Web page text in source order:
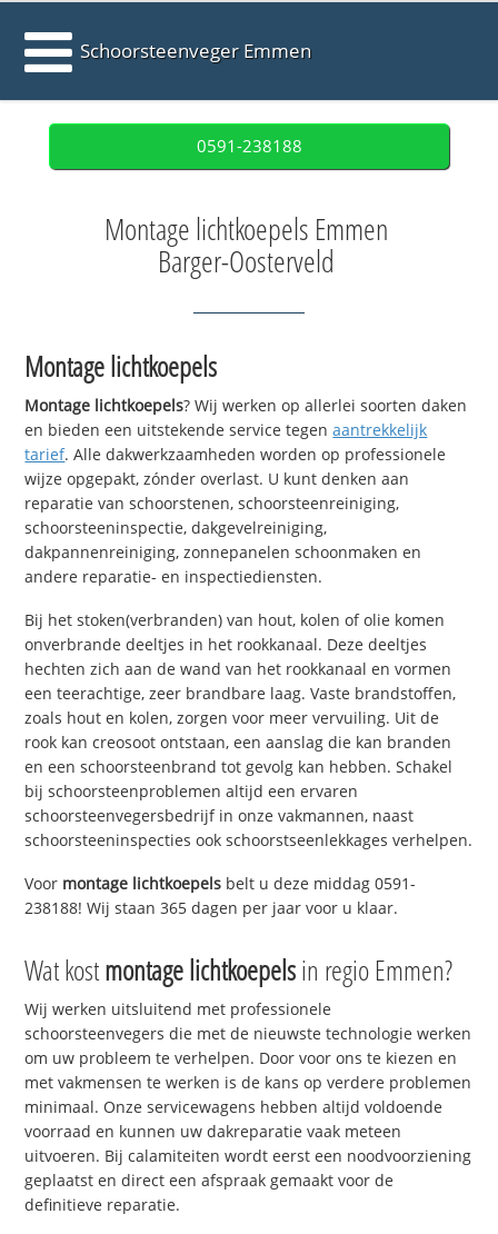
Schoorsteenveger Emmen
0591-238188
Montage lichtkoepels Emmen
Barger-Oosterveld
Montage lichtkoepels
Montage lichtkoepels? Wij werken op allerlei soorten daken
en bieden een uitstekende service tegenaantrekkelijk
tarief. Alle dakwerkzaamheden worden op professionele
wijze opgepakt, zónder overlast. U kunt denken aan
reparatie van schoorstenen, schoorsteenreiniging,
schoorsteeninspectie, dakgevelreiniging,
dakpannenreiniging, zonnepanelen schoonmaken en
andere reparatie- en inspectiediensten.
Bij het stoken(verbranden) van hout, kolen of olie komen
onverbrande deeltjes in het rookkanaal. Deze deeltjes
hechten zich aan de wand van het rookkanaal en vormen
een teerachtige, zeer brandbare laag. Vaste brandstoffen,
zoals hout en kolen, zorgen voor meer vervuiling. Uit de
rook kan creosoot ontstaan, een aanslag die kan branden
en een schoorsteenbrand tot gevolg kan hebben. Schakel
bij schoorsteenproblemen altijd een ervaren
schoorsteenvegersbedrijf in onze vakmannen, naast
schoorsteeninspecties ook schoorstseenlekkages verhelpen.
Voor montage lichtkoepels belt u deze middag 0591-
238188! Wij staan 365 dagen per jaar voor u klaar.
Wat kostmontage lichtkoepelsin regio Emmen?
Wij werken uitsluitend met professionele
schoorsteenvegers die met de nieuwste technologie werken
om uw probleem te verhelpen. Door voor ons te kiezen en
met vakmensen te werken is de kans op verdere problemen
minimaal. Onze servicewagens hebben altijd voldoende
voorraad en kunnen uw dakreparatie vaak meteen
uitvoeren. Bij calamiteiten wordt eerst een noodvoorziening
geplaatst en direct een afspraak gemaakt voor de
definitieve reparatie.